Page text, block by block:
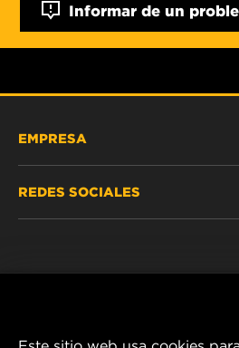
Informar de un
EMPRESA
REDES SOCIALES